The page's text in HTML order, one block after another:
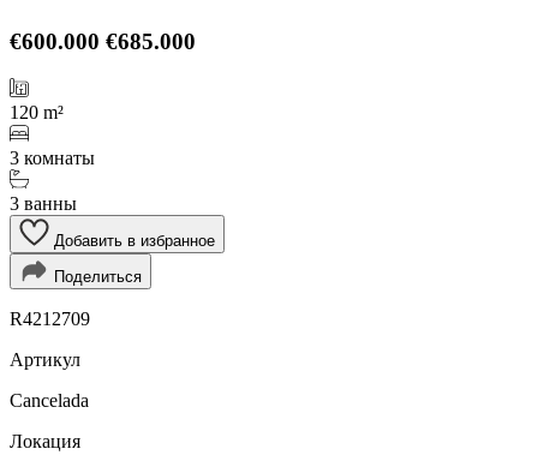
€600.000 €685.000
120 m²
3 комнаты
3 ванны
Добавить в избранное
Поделиться
R4212709
Артикул
Cancelada
Локация